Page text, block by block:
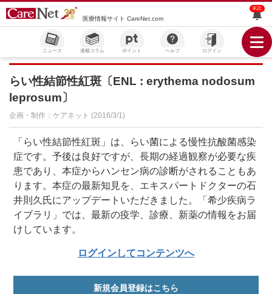
医療情報サイト CareNet.com
未読
ニュース 連載コラム ポイント ヘルプ ログイン
らい性結節性紅斑〔ENL : erythema nodosum
leprosum〕
企画・制作：ケアネット (2016/3/1)
「らい性結節性紅斑」は、らい菌による慢性抗酸菌感染
症です。予後は良好ですが、長期の経過観察が必要な疾
患であり、本症からハンセン病の診断がされることもあ
ります。本症の最新知見を、エキスパートドクターの石
井則久氏にアップデートいただきました。「希少疾病ラ
イブラリ」では、最新の疫学、診療、新薬の情報をお届
けしています。
ログインしてコンテンツへ
新規会員登録はこちら